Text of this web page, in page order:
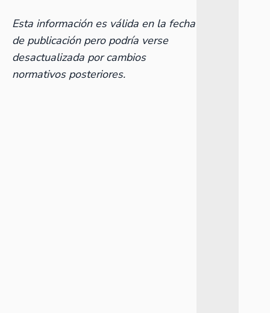
Esta información es válida en la fecha
de publicación pero podría verse
desactualizada por cambios
normativos posteriores.